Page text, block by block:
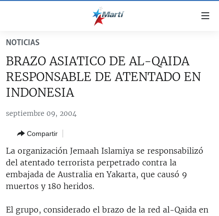
accesibilidad
contenido
principal
navegación
principal
la
CUBA
INFORME DEL DEPARTAMENTO DE ESTADO DE EEUU
SOBRE CUBA
ESTADOS UNIDOS
DEPORTES
ARTE Y ENTRETENIMIENTO
OPINIÓN GRÁFICA
AUDIOVISUALES MARTÍ
NOTICIAS
BRAZO ASIATICO DE AL-QAIDA
RESPONSABLE DE ATENTADO EN
INDONESIA
septiembre 09, 2004
Compartir
La organización Jemaah Islamiya se responsabilizó
del atentado terrorista perpetrado contra la
embajada de Australia en Yakarta, que causó 9
muertos y 180 heridos.
El grupo, considerado el brazo de la red al-Qaida en